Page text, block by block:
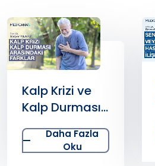
Kalp Krizi ve
Kalp Durması
Arasındaki
Farklar
Nelerdir?
Daha Fazla
Oku